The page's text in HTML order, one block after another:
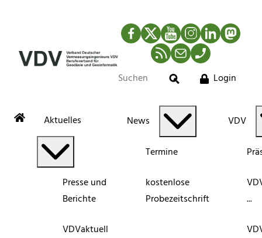
Facebook
TwitterYouTubeInstagram
LinkedIn
RSS-Newsfeed
MailTelefon
Suche
Login
Aktuelles
Presse und
Berichte
VDVaktuell
News
Termine
kostenlose
Probezeitschrift
VDV
...